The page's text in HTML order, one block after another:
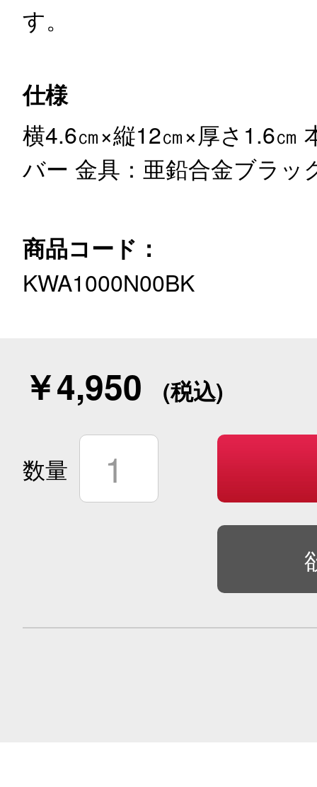
す。
仕様
横4.6㎝×縦12㎝×厚さ1.6㎝
バー 金具：亜鉛合金ブラッ
商品コード：
KWA1000N00BK
￥4,950
数量 1